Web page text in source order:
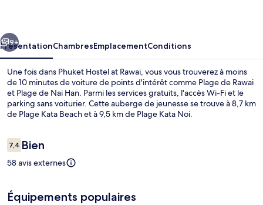
Suivant
9+
PrésentationChambresEmplacementConditions
Une fois dans Phuket Hostel at Rawai, vous vous trouverez à moins
de 10 minutes de voiture de points d'intérêt comme Plage de Rawai
et Plage de Nai Han. Parmi les services gratuits, l'accès Wi-Fi et le
parking sans voiturier. Cette auberge de jeunesse se trouve à 8,7 km
de Plage Kata Beach et à 9,5 km de Plage Kata Noi.
Avis
voyageurs
7,47,4 sur 10
Bien
58 avis externes
Équipements populaires